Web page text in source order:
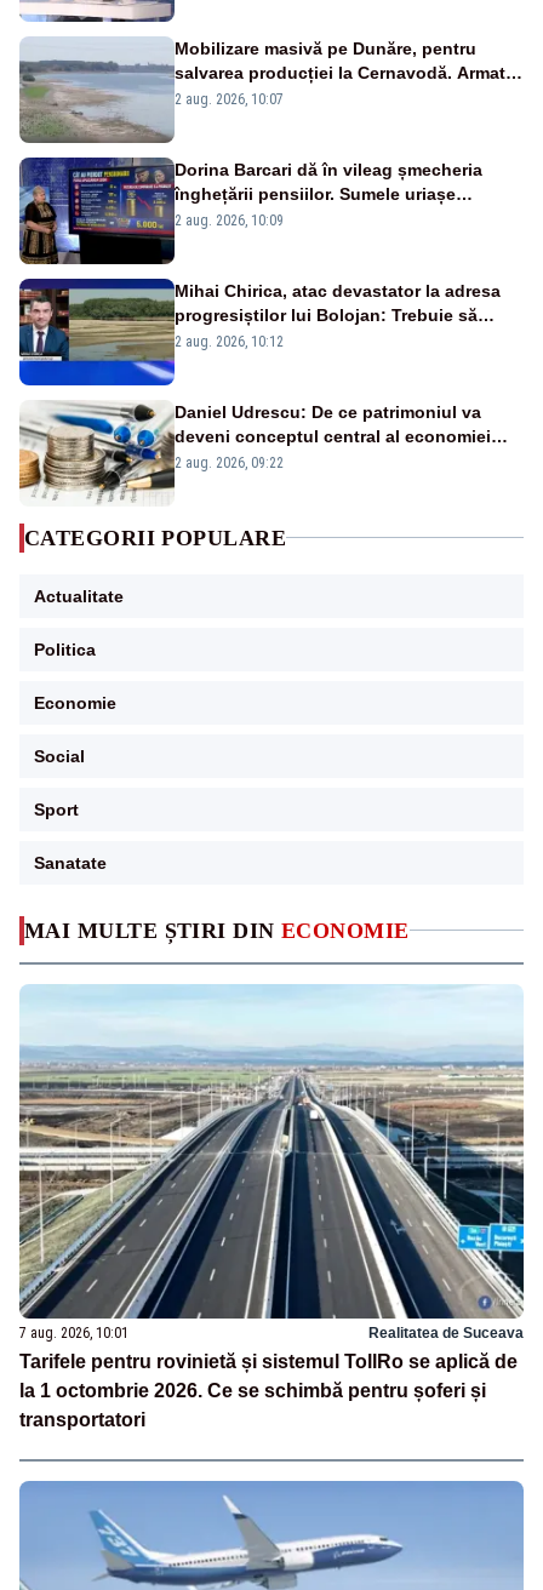
MAI MULTE ȘTIRI DIN ECONOMIE
7 aug. 2026, 10:01 Realitatea de Suceava
Tarifele pentru rovinietă și sistemul TollRo se aplică de
la 1 octombrie 2026. Ce se schimbă pentru șoferi și
transportatori
Mobilizare masivă pe Dunăre, pentru
salvarea producției la Cernavodă. Armata
va detona o stâncă și va devia apa
2 aug. 2026, 10:07
Dorina Barcari dă în vileag șmecheria
înghețării pensiilor. Sumele uriașe
pierdute de fiecare român
2 aug. 2026, 10:09
Mihai Chirica, atac devastator la adresa
progresiștilor lui Bolojan: Trebuie să
protejăm și natura, dar nu șținem omaneii
2 aug. 2026, 10:12
Daniel Udrescu: De ce patrimoniul va
deveni conceptul central al economiei
viitoare?
2 aug. 2026, 09:22
CATEGORII POPULARE
Actualitate
Politica
Economie
Social
Sport
Sanatate